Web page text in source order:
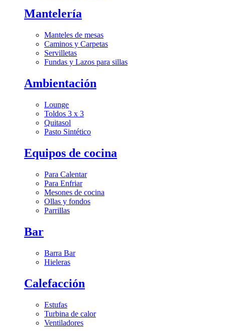
Mantelería
Manteles de mesas
Caminos y Carpetas
Servilletas
Fundas y Lazos para sillas
Ambientación
Lounge
Toldos 3 x 3
Quitasol
Pasto Sintético
Equipos de cocina
Para Calentar
Para Enfriar
Mesones de cocina
Ollas y fondos
Parrillas
Bar
Barra Bar
Hieleras
Calefacción
Estufas
Turbina de calor
Ventiladores